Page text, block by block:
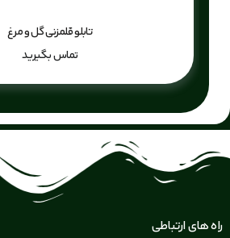
تابلو قلمزنی گل و مرغ
تماس بگیرید
راه های ارتباطی